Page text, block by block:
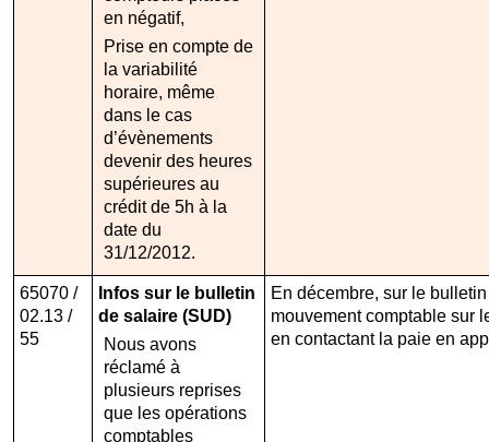
en négatif,
Prise en compte de
la variabilité
horaire, même
dans le cas
d’évènements
devenir des heures
supérieures au
crédit de 5h à la
date du
31/12/2012.
65070 /
02.13 /
55
Infos sur le bulletin
de salaire (SUD)
Nous avons
réclamé à
plusieurs reprises
que les opérations
comptables
En décembre, sur le
mouvement comptable sur
en contactant la paie en